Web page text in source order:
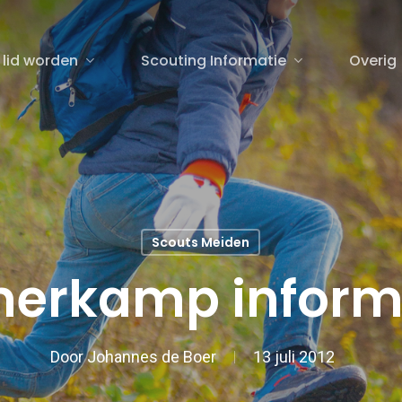
lid worden Scouting Informatie Overig
Scouts Meiden
DoorJohannes de Boer 13 juli 2012